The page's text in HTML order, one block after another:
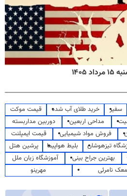
سفیر خرید طلای آب شده
قیمت موکت
مداحی اربعین
دوربین مداربسته
فروش مواد شیمیایی
قیمت ایمپلنت
تیزهوشان بلیط هواپیما
پرشین هتل
بهترین جراح بینی
آموزشگاه زبان ملل
نامرئی
مهرینو